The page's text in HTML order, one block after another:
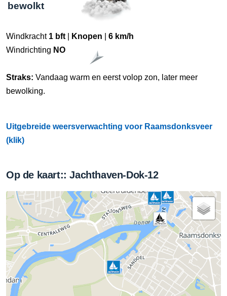
bewolkt
Windkracht 1 bft Knopen
6 km/h
Windrichting NO
Straks: Vandaag warm en eerst volop zon, later meer
bewolking.
Uitgebreide weersverwachting voor Raamsdonksveer
(klik)
Op de kaart:: Jachthaven-Dok-12